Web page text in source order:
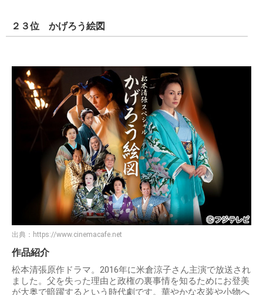
２３位 かげろう絵図
出典： https://www.cinemacafe.net
作品紹介
松本清張原作ドラマ。2016年に米倉涼子さん主演で放送され
ました。父を失った理由と政権の裏事情を知るためにお登美
が大奥で暗躍するという時代劇です。華やかな衣装や小物へ